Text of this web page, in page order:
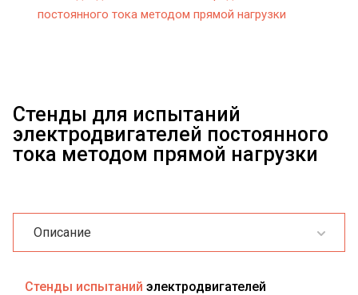
Стенды для испытаний
электродвигателей постоянного
тока методом прямой нагрузки
Описание
Стенды испытаний электродвигателей